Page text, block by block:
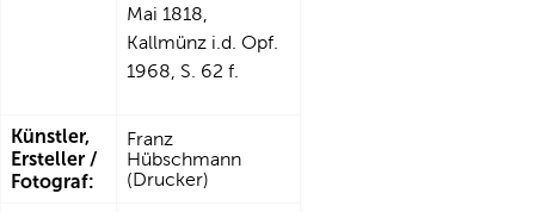
Mai 1818,
Kallmünz i.d. Opf.
1968, S. 62 f.
Künstler,
Ersteller /
Fotograf:
Franz
Hübschmann
(Drucker)